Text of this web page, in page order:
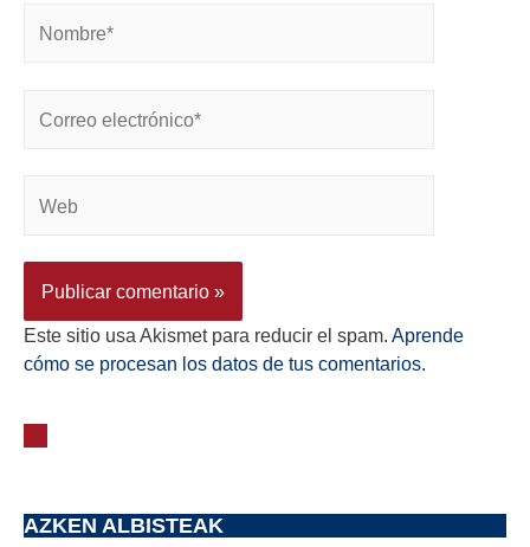
Este sitio usa Akismet para reducir el spam. Aprende
cómo se procesan los datos de tus comentarios.
AZKEN ALBISTEAK